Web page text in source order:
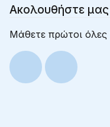
Ακολουθήστε μας
Μάθετε πρώτοι όλες